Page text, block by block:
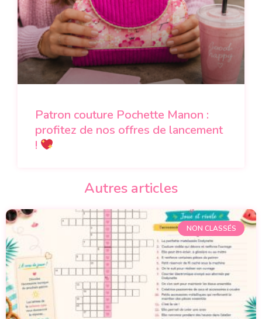
Patron couture Pochette Manon :
profitez de nos offres de lancement
!
Autres articles
NON CLASSÉS